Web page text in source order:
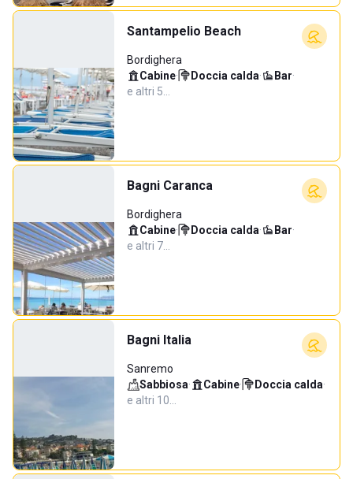
Santampelio Beach
Bordighera
Cabine· Doccia calda· Bar·
e altri 5…
Bagni Caranca
Bordighera
Cabine· Doccia calda· Bar·
e altri 7…
Bagni Italia
Sanremo
Sabbiosa· Cabine· Doccia calda·
e altri 10…